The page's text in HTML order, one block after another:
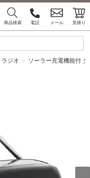
商品検索 電話 メール 見積り
ラジオ ソーラー充電機能付